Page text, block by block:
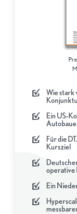
Wie stark
Ein US-
Für die
Kursziel
operative
Ein